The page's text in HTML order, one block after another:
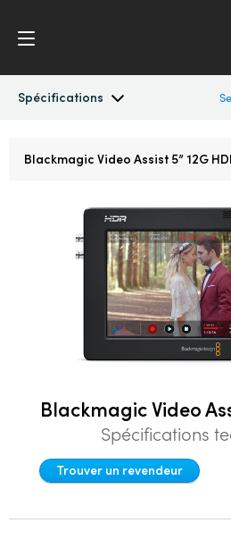
Spécifications
Blackmagic OS
Austria
Brazil
Canada
Finland
France
Blackmagic Video Assist 5” 12G
Blackmagic Video
Spécifications
Trouver un revendeur